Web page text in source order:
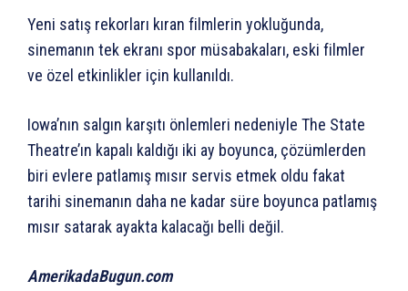
Yeni satış rekorları kıran filmlerin yokluğunda,
sinemanın tek ekranı spor müsabakaları, eski filmler
ve özel etkinlikler için kullanıldı.
Iowa’nın salgın karşıtı önlemleri nedeniyle The State
Theatre’ın kapalı kaldığı iki ay boyunca, çözümlerden
biri evlere patlamış mısır servis etmek oldu fakat
tarihi sinemanın daha ne kadar süre boyunca patlamış
mısır satarak ayakta kalacağı belli değil.
AmerikadaBugun.com